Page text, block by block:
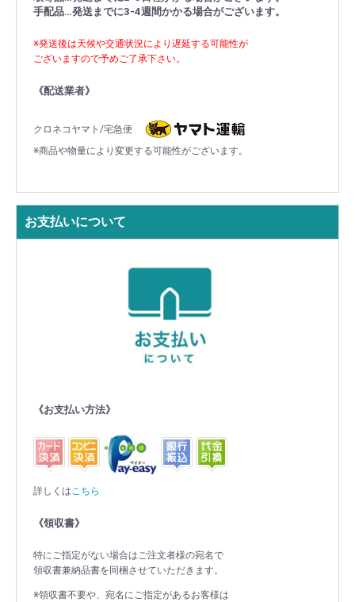
手配品…発送までに3-4週間かかる場合がございます。
※発送後は天候や交通状況により遅延する可能性が
ございますので予めご了承下さい。
《配送業者》
クロネコヤマト/宅急便
※商品や物量により変更する可能性がございます。
お支払いについて
《お支払い方法》
詳しくは こちら
《領収書》
特にご指定がない場合はご注文者様の宛名で
領収書兼納品書を同梱させていただきます。
※領収書不要や、宛名にご指定があるお客様は